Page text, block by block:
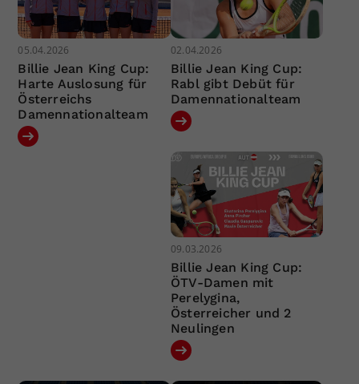
05.04.2026
Billie Jean King Cup:
Harte Auslosung für
Österreichs
Damennationalteam
02.04.2026
Billie Jean King Cup:
Rabl gibt Debüt für
Damennationalteam
09.03.2026
Billie Jean King Cup:
ÖTV-Damen mit
Perelygina,
Österreicher und 2
Neulingen